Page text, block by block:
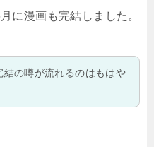
に漫画も完結しました。
結の噂が流れるのはもはや